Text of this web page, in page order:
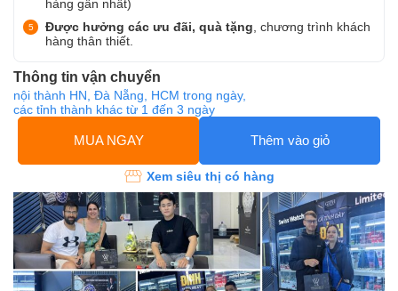
hàng gần nhất)
Được hưởng các ưu đãi, quà tặng , chương trình khách
hàng thân thiết.
Thông tin vận chuyển
nội thành HN, Đà Nẵng, HCM trong ngày,
các tỉnh thành khác từ 1 đến 3 ngày
MUA NGAY Thêm vào giỏ
Xem siêu thị có hàng